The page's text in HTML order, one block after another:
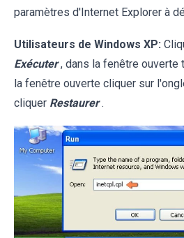
paramètres d'Internet Explorer à
Utilisateurs de Windows XP:
Exécuter , dans la fenêtre ouverte
la fenêtre ouverte cliquer sur
cliquer Restaurer .